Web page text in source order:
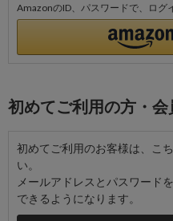
AmazonのID、パスワードで、ログ
初めてご利用の方・
初めてご利用のお客様は、こ
い。
メールアドレスとパスワード
できるようになります。